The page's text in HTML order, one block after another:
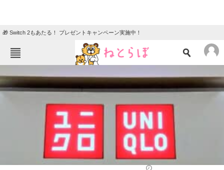
🎁 Switch 2もあたる！ プレゼントキャンペーン実施中！
TOP ニュース
クイズ
教育・育児
リサーチ